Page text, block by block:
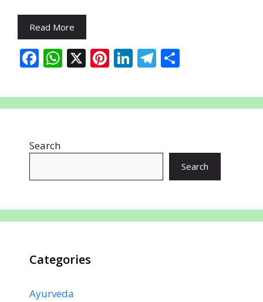
Read More
F
e
b
o
W
at
s
p
X Pi
er
e
Li
k
e
n
T
e
gr
m
ar
e
Search
Search
Categories
Ayurveda